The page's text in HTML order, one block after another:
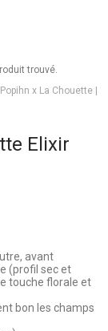
trouvé.
Popihn x La Chouette |
Elixir
avant
(profil sec et
touche florale et
bon les champs